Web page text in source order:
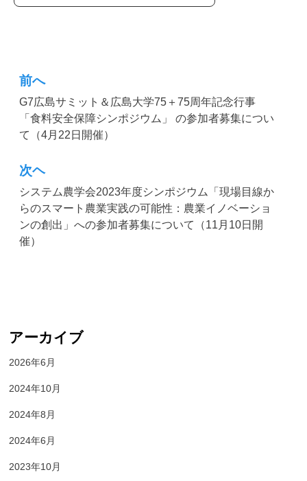
投
稿
ナ
ビ
ゲ
ー
シ
前へ
G7広島サミット＆広島大学75＋75周年記念行事
「食料安全保障シンポジウム」 の参加者募集につい
て（4月22日開催）
次ヘ
システム農学会2023年度シンポジウム「現場目線か
らのスマート農業実践の可能性：農業イノベーショ
ンの創出」への参加者募集について（11月10日開
催）
アーカイブ
2026年6月
2024年10月
2024年8月
2024年6月
2023年10月